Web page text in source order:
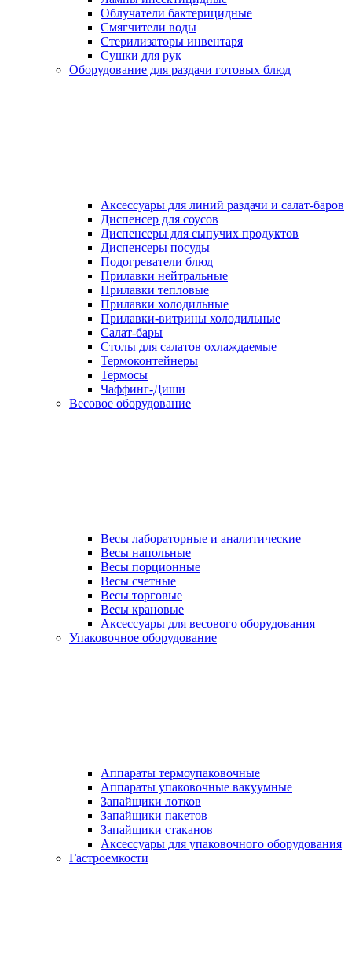
Облучатели бактерицидные
Смягчители воды
Стерилизаторы инвентаря
Сушки для рук
Оборудование для раздачи готовых блюд
Аксессуары для линий раздачи и салат-баров
Диспенсер для соусов
Диспенсеры для сыпучих продуктов
Диспенсеры посуды
Подогреватели блюд
Прилавки нейтральные
Прилавки тепловые
Прилавки холодильные
Прилавки-витрины холодильные
Салат-бары
Столы для салатов охлаждаемые
Термоконтейнеры
Термосы
Чаффинг-Диши
Весовое оборудование
Весы лабораторные и аналитические
Весы напольные
Весы порционные
Весы счетные
Весы торговые
Весы крановые
Аксессуары для весового оборудования
Упаковочное оборудование
Аппараты термоупаковочные
Аппараты упаковочные вакуумные
Запайщики лотков
Запайщики пакетов
Запайщики стаканов
Аксессуары для упаковочного оборудования
Гастроемкости